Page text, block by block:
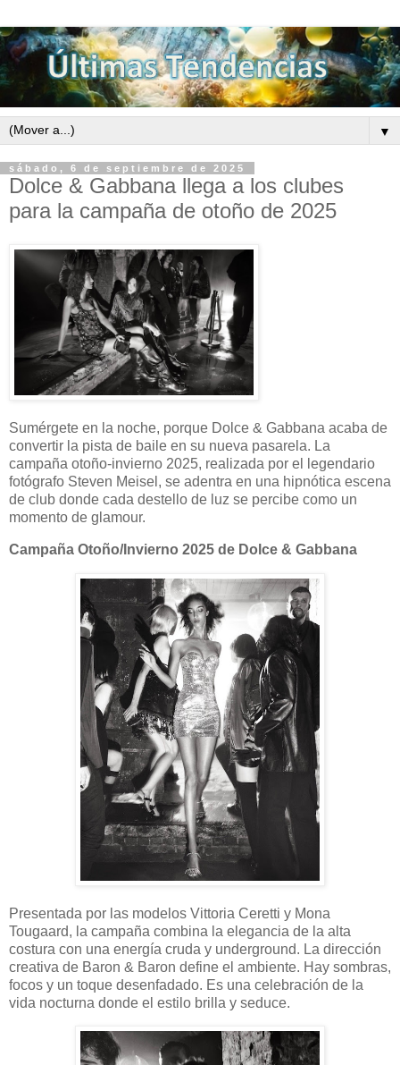
▼
sábado, 6 de septiembre de 2025
Dolce & Gabbana llega a los clubes
para la campaña de otoño de 2025
Sumérgete en la noche, porque Dolce & Gabbana acaba de
convertir la pista de baile en su nueva pasarela. La
campaña otoño-invierno 2025, realizada por el legendario
fotógrafo Steven Meisel, se adentra en una hipnótica escena
de club donde cada destello de luz se percibe como un
momento de glamour.
Campaña Otoño/Invierno 2025 de Dolce & Gabbana
Presentada por las modelos Vittoria Ceretti y Mona
Tougaard, la campaña combina la elegancia de la alta
costura con una energía cruda y underground. La dirección
creativa de Baron & Baron define el ambiente. Hay sombras,
focos y un toque desenfadado. Es una celebración de la
vida nocturna donde el estilo brilla y seduce.